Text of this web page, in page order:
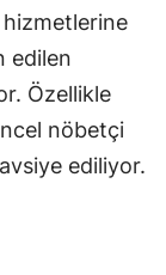
hizmetlerine
edilen
Özellikle
nöbetçi
ediliyor.